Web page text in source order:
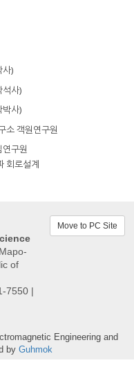
사)
사)
사)
소 객원연구원
구원
회로설계
of
7550 |
Move to PC Site
Engineering and
by Guhmok